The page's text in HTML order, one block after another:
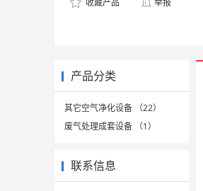
收藏产品 举报
产品分类
其它空气净化设备 （22）
废气处理成套设备 （1）
联系信息